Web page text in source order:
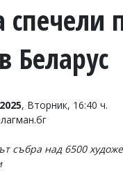
спечели
Беларус
, Вторник, 16:40 ч.
събра над 6500